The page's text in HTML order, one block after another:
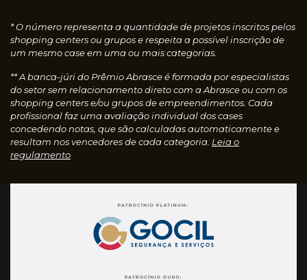
* O número representa a quantidade de projetos inscritos pelos
shopping centers ou grupos e respeita a possível inscrição de
um mesmo case em uma ou mais categorias.
** A banca-júri do Prêmio Abrasce é formada por especialistas
do setor sem relacionamento direto com a Abrasce ou com os
shopping centers e/ou grupos de empreendimentos. Cada
profissional faz uma avaliação individual dos cases
concedendo notas, que são calculadas automaticamente e
resultam nos vencedores de cada categoria. Leia o
regulamento